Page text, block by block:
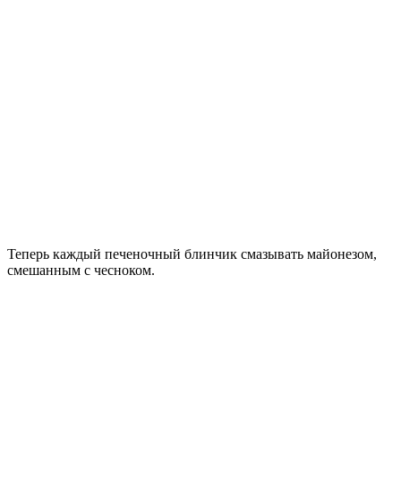
Теперь каждый печеночный блинчик смазывать майонезом,
смешанным с чесноком.